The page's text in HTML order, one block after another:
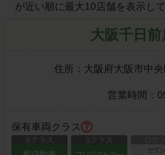
が近い順に最大10店舗を表示して
大阪千日前
住所： 大阪府大阪市中
営業時間：
保有車両クラス